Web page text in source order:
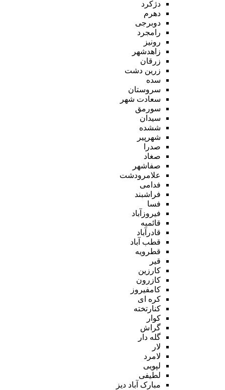
دژکرد
دهرم
دوبرجی
رامجرد
رونیز
زاهدشهر
زرقان
زرین دشت
سده
سروستان
سعادت شهر
سورمق
سیدان
ششده
شهرپیر
صدرا
صغاد
صفاشهر
علامرودشت
فدامی
فراشبند
فسا
فیروزآباد
قائمیه
قادرآباد
قطب آباد
قطرویه
قیر
کارزین
کازرون
کامفیروز
کره ای
کنارتخته
کوار
گراش
گله دار
لار
لامرد
لپویی
لطیفی
مبارک آباد دیز